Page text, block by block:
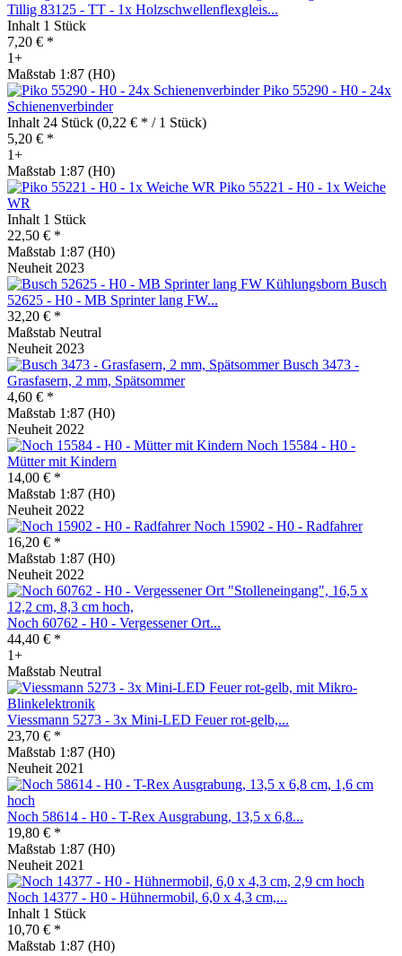
Tillig 83125 - TT - 1x Holzschwellenflexgleis...
Inhalt 1 Stück
7,20 € *
1+
Maßstab 1:87 (H0)
Piko 55290 - H0 - 24x
Schienenverbinder
Inhalt 24 Stück (0,22 € * / 1 Stück)
5,20 € *
1+
Maßstab 1:87 (H0)
Piko 55221 - H0 - 1x Weiche
WR
Inhalt 1 Stück
22,50 € *
Maßstab 1:87 (H0)
Neuheit 2023
Busch
52625 - H0 - MB Sprinter lang FW...
32,20 € *
Maßstab Neutral
Neuheit 2023
Busch 3473 -
Grasfasern, 2 mm, Spätsommer
4,60 € *
Maßstab 1:87 (H0)
Neuheit 2022
Noch 15584 - H0 -
Mütter mit Kindern
14,00 € *
Maßstab 1:87 (H0)
Neuheit 2022
Noch 15902 - H0 - Radfahrer
16,20 € *
Maßstab 1:87 (H0)
Neuheit 2022
Noch 60762 - H0 - Vergessener Ort...
44,40 € *
1+
Maßstab Neutral
Viessmann 5273 - 3x Mini-LED Feuer rot-gelb,...
23,70 € *
Maßstab 1:87 (H0)
Neuheit 2021
Noch 58614 - H0 - T-Rex Ausgrabung, 13,5 x 6,8...
19,80 € *
Maßstab 1:87 (H0)
Neuheit 2021
Noch 14377 - H0 - Hühnermobil, 6,0 x 4,3 cm,...
Inhalt 1 Stück
10,70 € *
Maßstab 1:87 (H0)